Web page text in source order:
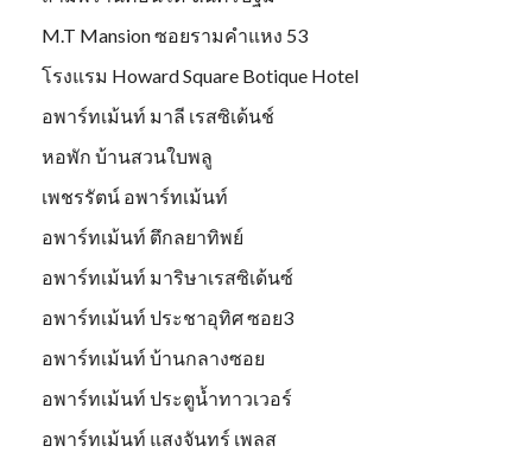
M.T Mansion ซอยรามคำแหง 53
โรงแรม Howard Square Botique Hotel
อพาร์ทเม้นท์ มาลี เรสซิเด้นช์
หอพัก บ้านสวนใบพลู
เพชรรัตน์ อพาร์ทเม้นท์
อพาร์ทเม้นท์ ตึกลยาทิพย์
อพาร์ทเม้นท์ มาริษาเรสซิเด้นซ์
อพาร์ทเม้นท์ ประชาอุทิศ ซอย3
อพาร์ทเม้นท์ บ้านกลางซอย
อพาร์ทเม้นท์ ประตูน้ำทาวเวอร์
อพาร์ทเม้นท์ แสงจันทร์ เพลส